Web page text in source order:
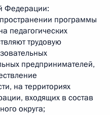
Федерации:
программы
педагогических
трудовую
предпринимателей,
на территориях
входящих в состав
округа;